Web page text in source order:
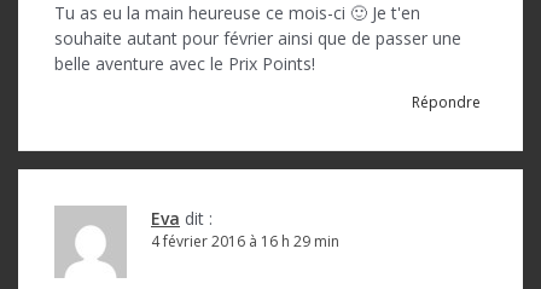
Tu as eu la main heureuse ce mois-ci 🙂 Je t'en
souhaite autant pour février ainsi que de passer une
belle aventure avec le Prix Points!
Répondre
Eva dit :
4 février 2016 à 16 h 29 min